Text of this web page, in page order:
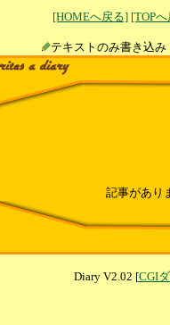
[HOMEへ戻る] [TOP
テキストのみ書
記事があり
Diary V2.02 [CGI